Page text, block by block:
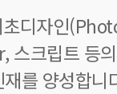
초디자인
스크립트 등
재를 양성합니